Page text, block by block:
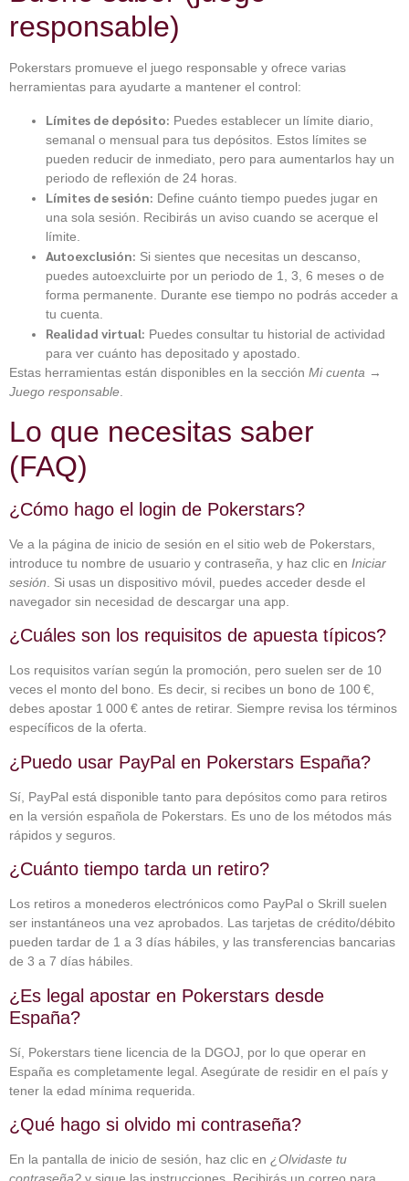
responsable)
Pokerstars promueve el juego responsable y ofrece varias
herramientas para ayudarte a mantener el control:
Límites de depósito: Puedes establecer un límite diario,
semanal o mensual para tus depósitos. Estos límites se
pueden reducir de inmediato, pero para aumentarlos hay un
periodo de reflexión de 24 horas.
Límites de sesión: Define cuánto tiempo puedes jugar en
una sola sesión. Recibirás un aviso cuando se acerque el
límite.
Autoexclusión: Si sientes que necesitas un descanso,
puedes autoexcluirte por un periodo de 1, 3, 6 meses o de
forma permanente. Durante ese tiempo no podrás acceder a
tu cuenta.
Realidad virtual: Puedes consultar tu historial de actividad
para ver cuánto has depositado y apostado.
Estas herramientas están disponibles en la sección Mi cuenta →
Juego responsable
Lo que necesitas saber
(FAQ)
¿Cómo hago el login de Pokerstars?
Ve a la página de inicio de sesión en el sitio web de Pokerstars,
introduce tu nombre de usuario y contraseña, y haz clic en Iniciar
sesión . Si usas un dispositivo móvil, puedes acceder desde el
navegador sin necesidad de descargar una app.
¿Cuáles son los requisitos de apuesta típicos?
Los requisitos varían según la promoción, pero suelen ser de 10
veces el monto del bono. Es decir, si recibes un bono de 100 €,
debes apostar 1 000 € antes de retirar. Siempre revisa los términos
específicos de la oferta.
¿Puedo usar PayPal en Pokerstars España?
Sí, PayPal está disponible tanto para depósitos como para retiros
en la versión española de Pokerstars. Es uno de los métodos más
rápidos y seguros.
¿Cuánto tiempo tarda un retiro?
Los retiros a monederos electrónicos como PayPal o Skrill suelen
ser instantáneos una vez aprobados. Las tarjetas de crédito/débito
pueden tardar de 1 a 3 días hábiles, y las transferencias bancarias
de 3 a 7 días hábiles.
¿Es legal apostar en Pokerstars desde
España?
Sí, Pokerstars tiene licencia de la DGOJ, por lo que operar en
España es completamente legal. Asegúrate de residir en el país y
tener la edad mínima requerida.
¿Qué hago si olvido mi contraseña?
En la pantalla de inicio de sesión, haz clic en ¿Olvidaste tu